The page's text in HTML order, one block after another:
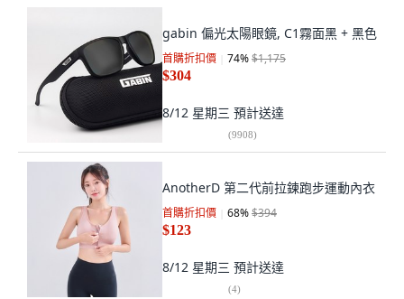
gabin 偏光太陽眼鏡, C1霧面黑 + 黑色
首購折扣價 74%$1,175
$304
8/12 星期三 預計送達
(9908)
AnotherD 第二代前拉鍊跑步運動內衣
首購折扣價 68%$394
$123
8/12 星期三 預計送達
(4)